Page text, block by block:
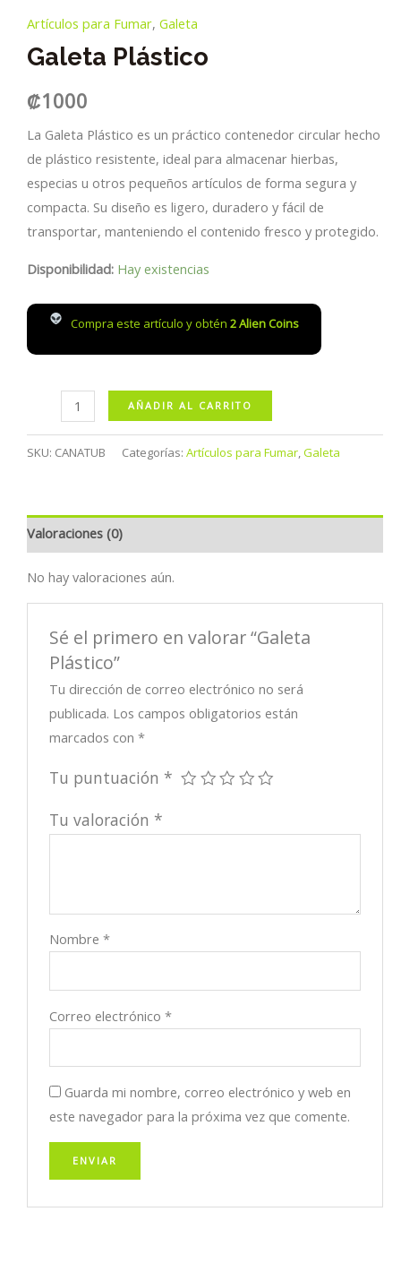
Artículos para Fumar, Galeta
Galeta Plástico
₡1000
La Galeta Plástico es un práctico contenedor circular hecho
de plástico resistente, ideal para almacenar hierbas,
especias u otros pequeños artículos de forma segura y
compacta. Su diseño es ligero, duradero y fácil de
transportar, manteniendo el contenido fresco y protegido.
Disponibilidad: Hay existencias
Compra este artículo y obtén 2Alien Coins
Plástico
cantidad
AÑADIR AL CARRITO
SKU: CANATUB Categorías: Artículos para Fumar,Galeta
Valoraciones (0)
No hay valoraciones aún.
Sé el primero en valorar “Galeta
Plástico”
Tu dirección de correo electrónico no será
publicada. Los campos obligatorios están
marcados con*
Tu puntuación *
Tu valoración *
Nombre*
Correo electrónico*
Guarda mi nombre, correo electrónico y web en
este navegador para la próxima vez que comente.